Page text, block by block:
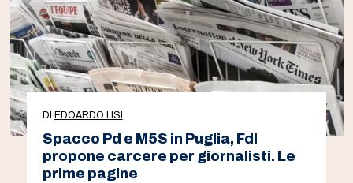
DI EDOARDO LISI
Spacco Pd e M5S in Puglia, FdI
propone carcere per giornalisti. Le
prime pagine